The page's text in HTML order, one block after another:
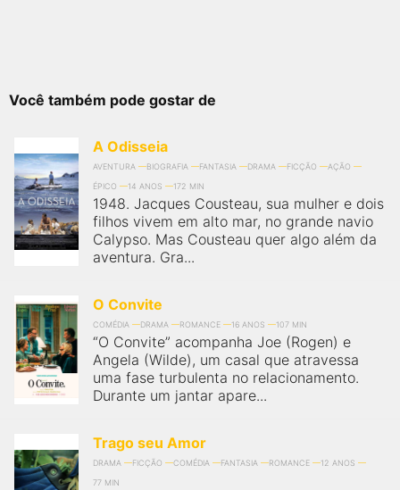
Você também pode gostar de
A Odisseia
AVENTURA BIOGRAFIA FANTASIA DRAMA FICÇÃO
AÇÃO
ÉPICO
14 ANOS 172 MIN
1948. Jacques Cousteau, sua mulher e dois
filhos vivem em alto mar, no grande navio
Calypso. Mas Cousteau quer algo além da
aventura. Gra...
O Convite
COMÉDIA DRAMA ROMANCE 16 ANOS 107 MIN
“O Convite” acompanha Joe (Rogen) e
Angela (Wilde), um casal que atravessa
uma fase turbulenta no relacionamento.
Durante um jantar apare...
Trago seu Amor
DRAMA FICÇÃO COMÉDIA FANTASIA ROMANCE
12 ANOS
77 MIN